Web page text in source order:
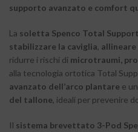
supporto avanzato e comfort
La soletta Spenco Total
stabilizzare la caviglia,
ridurre i rischi di microtraumi,
alla tecnologia ortotica Total
avanzato dell’arco plantare e
del tallone, ideali per prevenire
Il sistema brevettato 3-Pod